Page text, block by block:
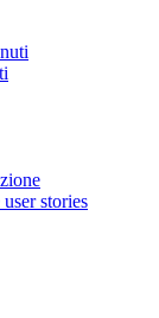
stories